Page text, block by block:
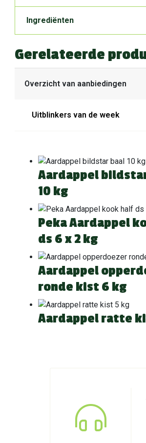
Ingrediënten
Gerelateerde
Overzicht van aanbiedingen
Uitblinkers van de week
Aardappel
10 kg
Peka Aardappel
ds 6 x 2 kg
Aardappel
ronde kist 6 kg
Aardappel ratte